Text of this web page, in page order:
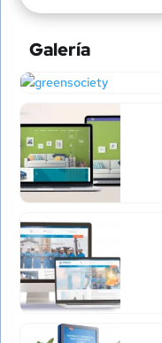
Galería